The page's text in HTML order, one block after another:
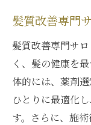
髪質改善専門
髪質改善専門サ
く、髪の健康を
体的には、薬剤
ひとりに最適化
す。さらに、施